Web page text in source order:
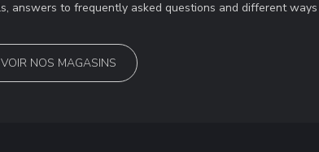
answers to frequently asked questions and different
VOIR NOS MAGASINS